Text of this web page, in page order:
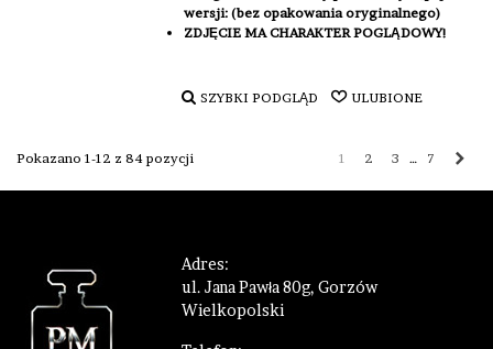
wersji: (bez opakowania oryginalnego)
ZDJĘCIE MA CHARAKTER POGLĄDOWY!
SZYBKI PODGLĄD ULUBIONE
Pokazano 1-12 z 84 pozycji 1 2 3 … 7
Adres:
ul. Jana Pawła 80g, Gorzów
Wielkopolski